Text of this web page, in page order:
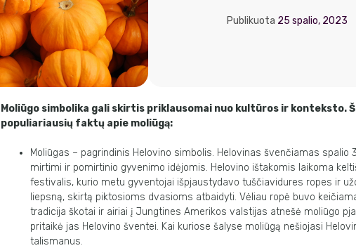
Publikuota 25 spalio, 2023
Moliūgo simbolika gali skirtis priklausomai nuo kultūros ir konteksto.
populiariausių faktų apie moliūgą:
Moliūgas – pagrindinis Helovino simbolis. Helovinas švenčiamas spalio
mirtimi ir pomirtinio gyvenimo idėjomis. Helovino ištakomis laikoma
festivalis, kurio metu gyventojai išpjaustydavo tuščiavidures ropes ir
liepsną, skirtą piktosioms dvasioms atbaidyti. Vėliau ropė buvo
tradicija škotai ir airiai į Jungtines Amerikos valstijas atnešė moliūgo
pritaikė jas Helovino šventei. Kai kuriose šalyse moliūgą nešiojasi
talismanus.